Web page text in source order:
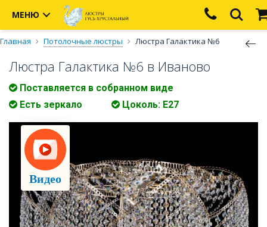
МЕНЮ
Главная Потолочные люстры Люстра Галактика №6
Люстра Галактика №6 в Иваново
Поставляется в собранном виде
Есть зеркало
Цоколь: Е27
Видео